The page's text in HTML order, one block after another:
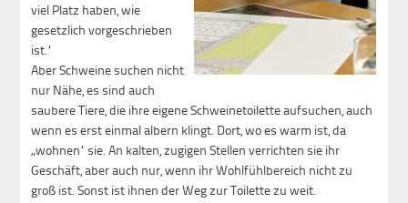
viel Platz haben, wie
gesetzlich vorgeschrieben
ist.“
Aber Schweine suchen nicht
nur Nähe, es sind auch
saubere Tiere, die ihre eigene Schweinetoilette aufsuchen, auch
wenn es erst einmal albern klingt. Dort, wo es warm ist, da
„wohnen“ sie. An kalten, zugigen Stellen verrichten sie ihr
Geschäft, aber auch nur, wenn ihr Wohlfühlbereich nicht zu
groß ist. Sonst ist ihnen der Weg zur Toilette zu weit.